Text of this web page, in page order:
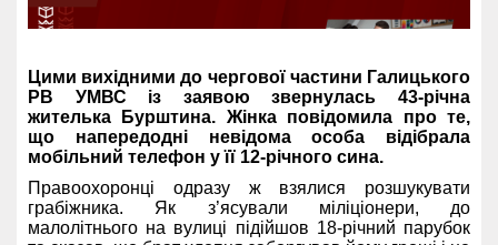
Цими вихідними до чергової частини Галицького
РВ УМВС із заявою звернулась 43-річна
жителька Бурштина. Жінка повідомила про те,
що напередодні невідома особа відібрала
мобільний телефон у її 12-річного сина.
Правоохоронці одразу ж взялися розшукувати
грабіжника. Як з’ясували міліціонери, до
малолітнього на вулиці підійшов 18-річний парубок